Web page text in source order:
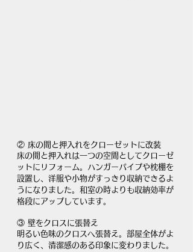
② 床の間と押入れをクローゼットに改装
床の間と押入れは一つの空間としてクローゼ
ットにリフォーム。ハンガーパイプや枕棚を
設置し、洋服や小物がすっきり収納できるよ
うになりました。和室の時よりも収納効率が
格段にアップしています。
③ 壁をクロスに張替え
明るい色味のクロスへ張替え。部屋全体がよ
り広く、清潔感のある印象に変わりました。